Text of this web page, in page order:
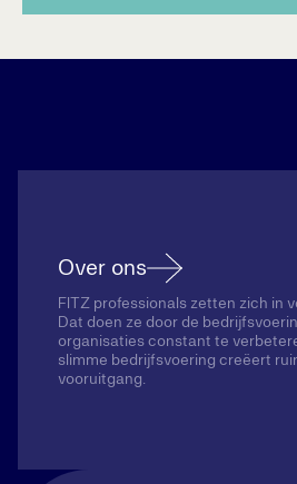
Over ons
FITZ professionals zetten zich in
Dat doen ze door de
organisaties constant te
slimme bedrijfsvoering creëert
vooruitgang.